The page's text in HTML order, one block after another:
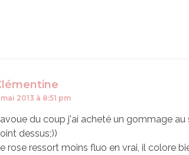
2013 à 8:51 pm
du coup j'ai acheté un gommage
dessus;))
rose ressort moins fluo en vrai, il colore